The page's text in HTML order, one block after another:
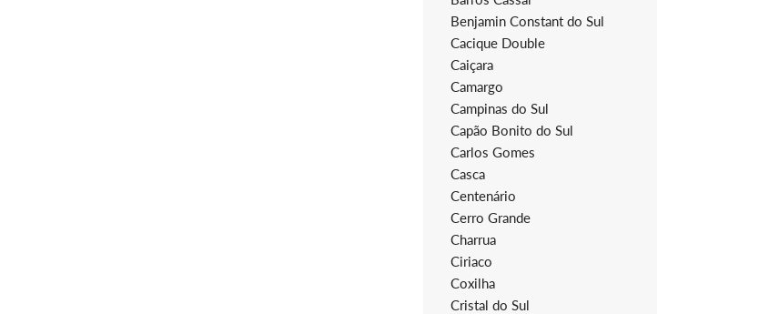
Benjamin Constant do Sul
Cacique Double
Caiçara
Camargo
Campinas do Sul
Capão Bonito do Sul
Carlos Gomes
Casca
Centenário
Cerro Grande
Charrua
Ciriaco
Coxilha
Cristal do Sul